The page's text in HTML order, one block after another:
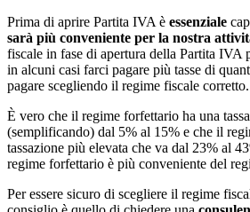
Prima di aprire Partita IVA è essenziale
sarà più conveniente per la nostra
fiscale in fase di apertura della Partita IVA
in alcuni casi farci pagare più tasse di
pagare scegliendo il regime fiscale corretto.
È vero che il regime forfettario ha una
(semplificando) dal 5% al 15% e che il
tassazione più elevata che va dal 23% al
regime forfettario è più conveniente del
Per essere sicuro di scegliere il regime